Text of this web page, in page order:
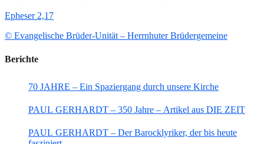
Epheser 2,17
© Evangelische Brüder-Unität – Herrnhuter Brüdergemeine
Berichte
70 JAHRE – Ein Spaziergang durch unsere Kirche
PAUL GERHARDT – 350 Jahre – Artikel aus DIE ZEIT
PAUL GERHARDT – Der Barocklyriker, der bis heute